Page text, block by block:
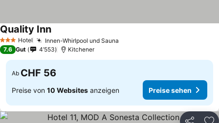
3 SterneHotel Innen-Whirlpool und Sauna
Quality Inn
7.6 Gut 4’553 Kitchener
Ab CHF 56
Preise von 10 Websites anzeigen Preise sehen